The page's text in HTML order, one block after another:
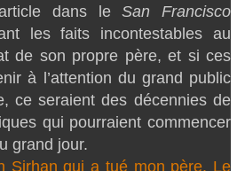
dans le
San Francisco
les faits incontestables au
de son propre père, et si ces
à l’attention du grand public
ce seraient des décennies de
qui pourraient commencer
grand jour.
Sirhan qui a tué mon père. Le